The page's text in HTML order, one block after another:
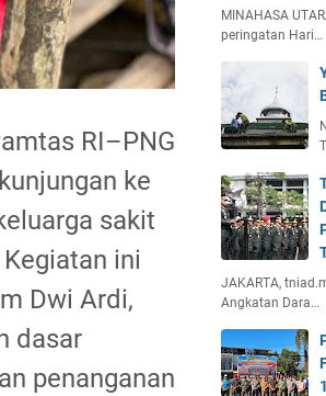
RI–PNG
ke
sakit
ini
Dwi Ardi,
dasar
penanganan
MINAHASA
peringatan Hari…
JAKARTA,
Angkatan Dara…